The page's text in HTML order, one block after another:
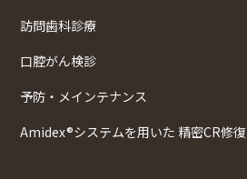
訪問歯科診療
口腔がん検診
予防・メインテナンス
Amidex®システムを用いた 精密CR修復